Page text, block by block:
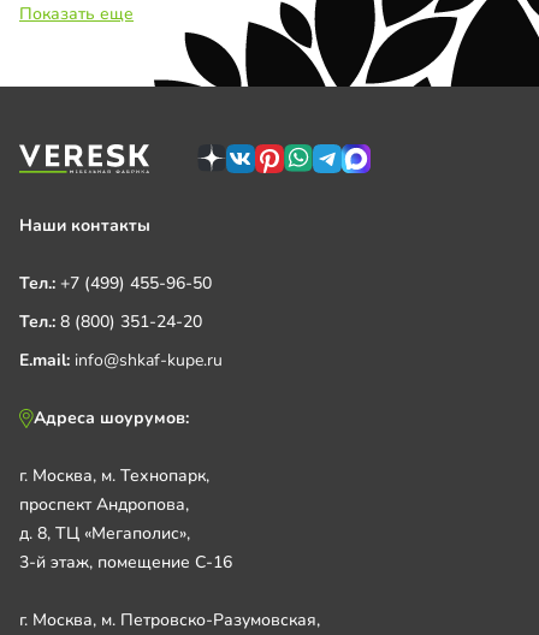
Показать еще
Наши контакты
Тел.: +7 (499) 455-96-50
Тел.: 8 (800) 351-24-20
E.mail: info@shkaf-kupe.ru
Адреса шоурумов:
г. Москва, м. Технопарк,
проспект Андропова,
д. 8, ТЦ «Мегаполис»,
3-й этаж, помещение С-16
г. Москва, м. Петровско-Разумовская,